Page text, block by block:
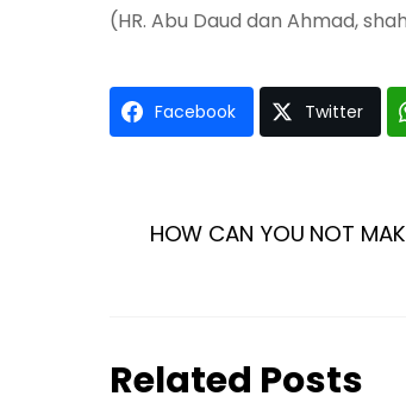
(HR. Abu Daud dan Ahmad,
Facebook Twitter
HOW CAN YOU NOT
Related Posts